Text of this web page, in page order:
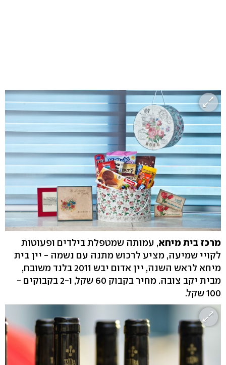
מרכז בית מיחא, עמותה שמטפלת בילדים ופעוטות
לקויי שמיעה, מציע לרכוש מתנה עם נשמה - יין בית
מיחא לראש השנה, יין אדום יבש 2011 בלנד משובח,
מבית יקב צובה. מחיר בקבוק 60 שקל, ו-2 בקבוקים -
100 שקל.